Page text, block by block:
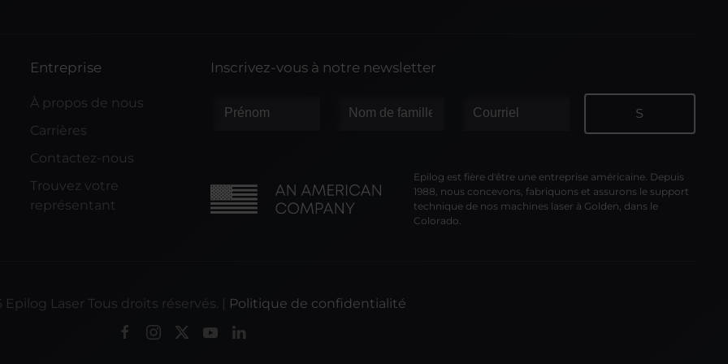
Entreprise
À propos de nous
Carrières
Contactez-nous
Trouvez votre
représentant
Inscrivez-vous à notre newsletter
Epilog est fière d'être une entreprise américaine. Depuis
1988, nous concevons, fabriquons et assurons le support
technique de nos machines laser à Golden, dans le
Colorado.
Epilog Laser Tous droits réservés. | Politique de confidentialité